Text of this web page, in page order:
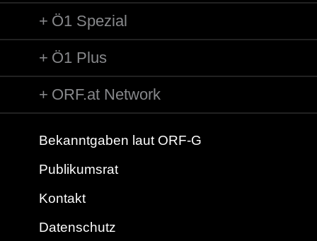
Ö1 Spezial
Ö1 Plus
ORF.at Network
Bekanntgaben laut ORF-G
Publikumsrat
Kontakt
Datenschutz